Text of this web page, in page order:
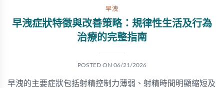
早洩
早洩症狀特徵與改善策略：規律性生活及行為
治療的完整指南
POSTED ON 06/21/2026
早洩的主要症狀包括射精控制力薄弱、射精時間明顯縮短及